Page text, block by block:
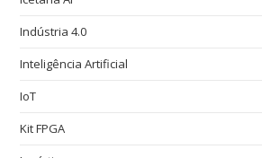
Indústria 4.0
Inteligência Artificial
IoT
Kit FPGA